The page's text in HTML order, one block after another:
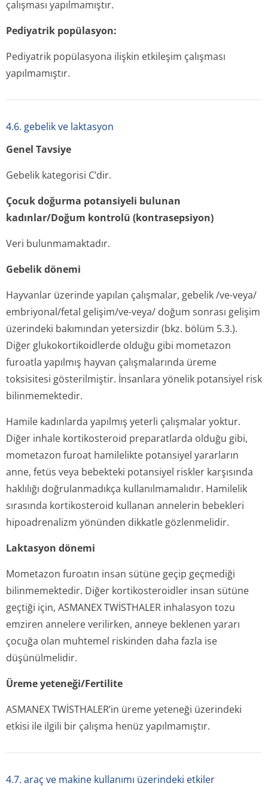
çalışması yapılmamıştır.
Pediyatrik popülasyon:
Pediyatrik popülasyona ilişkin etkileşim çalışması
yapılmamıştır.
4.6. gebelik ve laktasyon
Genel Tavsiye
Gebelik kategorisi C’dir.
Çocuk doğurma potansiyeli bulunan
kadınlar/Doğum kontrolü (kontrasepsiyon)
Veri bulunmamaktadır.
Gebelik dönemi
Hayvanlar üzerinde yapılan çalışmalar, gebelik /ve-veya/
embriyonal/fetal gelişim/ve-veya/ doğum sonrası gelişim
üzerindeki bakımından yetersizdir (bkz. bölüm 5.3.).
Diğer glukokortikoidlerde olduğu gibi mometazon
furoatla yapılmış hayvan çalışmalarında üreme
toksisitesi gösterilmiştir. İnsanlara yönelik potansiyel risk
bilinmemektedir.
Hamile kadınlarda yapılmış yeterli çalışmalar yoktur.
Diğer inhale kortikosteroid preparatlarda olduğu gibi,
mometazon furoat hamilelikte potansiyel yararların
anne, fetüs veya bebekteki potansiyel riskler karşısında
haklılığı doğrulanmadıkça kullanılmamalıdır. Hamilelik
sırasında kortikosteroid kullanan annelerin bebekleri
hipoadrenalizm yönünden dikkatle gözlenmelidir.
Laktasyon dönemi
Mometazon furoatın insan sütüne geçip geçmediği
bilinmemektedir. Diğer kortikosteroidler insan sütüne
geçtiği için, ASMANEX TWİSTHALER inhalasyon tozu
emziren annelere verilirken, anneye beklenen yararı
çocuğa olan muhtemel riskinden daha fazla ise
düşünülmelidir.
Üreme yeteneği/Fertilite
ASMANEX TWİSTHALER’in üreme yeteneği üzerindeki
etkisi ile ilgili bir çalışma henüz yapılmamıştır.
4.7. araç ve makine kullanımı üzerindeki etkiler